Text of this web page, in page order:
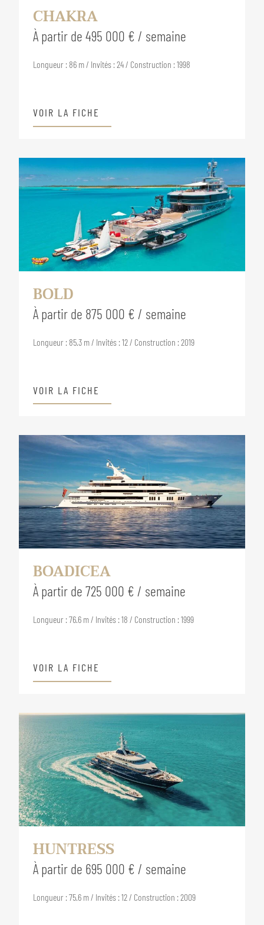
CHAKRA
À partir de 495 000 € / semaine
Longueur : 86 m / Invités : 24 / Construction : 1998
VOIR LA FICHE
BOLD
À partir de 875 000 € / semaine
Longueur : 85.3 m / Invités : 12 / Construction : 2019
VOIR LA FICHE
BOADICEA
À partir de 725 000 € / semaine
Longueur : 76.6 m / Invités : 18 / Construction : 1999
VOIR LA FICHE
HUNTRESS
À partir de 695 000 € / semaine
Longueur : 75.6 m / Invités : 12 / Construction : 2009